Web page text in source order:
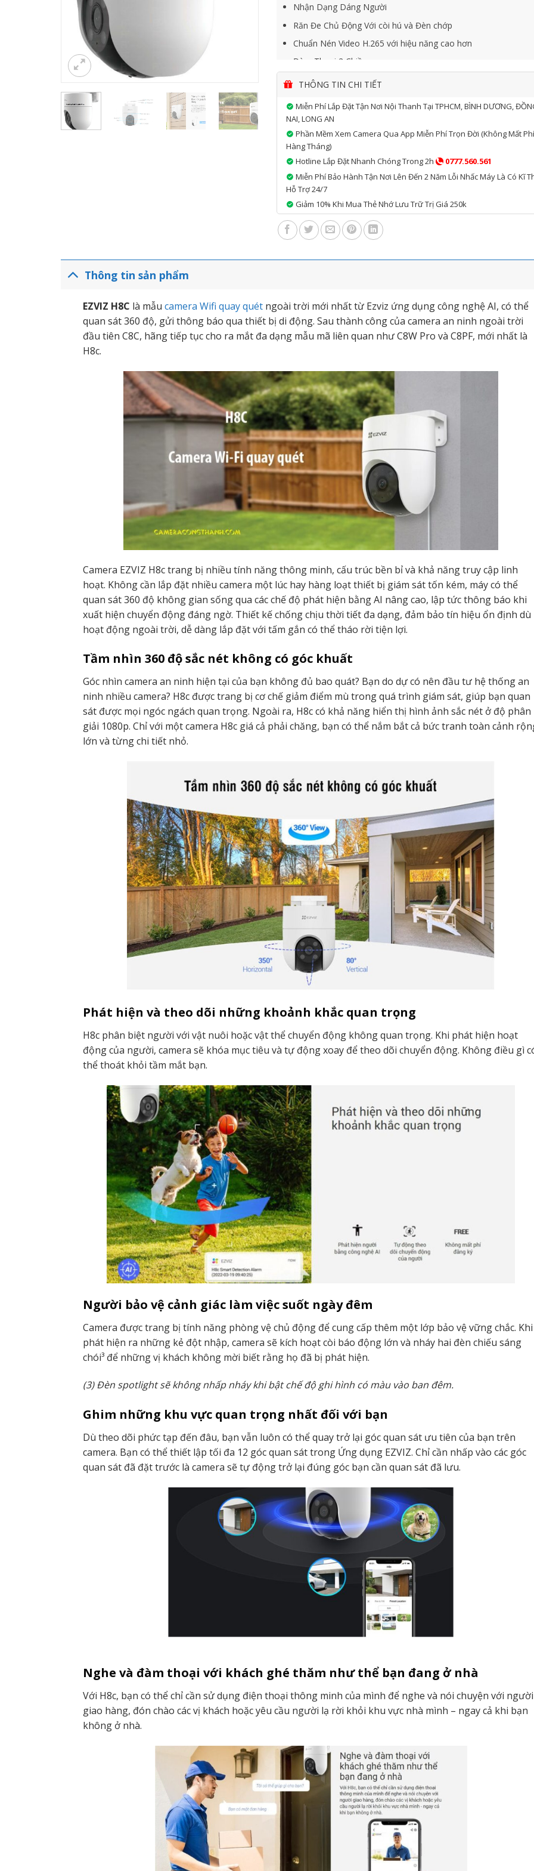
Nhận Dạng Dáng Người
Răn Đe Chủ Động Với còi hú và Đèn chớp
Chuẩn Nén Video H.265 với hiệu năng cao hơn
Đàm Thoại 2 Chiều
Chống Nước Và Bụi Bẩn
THÔNG TIN CHI TIẾT
Miễn Phí Lắp Đặt Tận Nơi Nội Thanh Tại TPHCM, BÌNH DƯƠNG,
NAI, LONG AN
Phần Mềm Xem Camera Qua App Miễn Phí Trọn Đời (không Mất
Hàng Tháng)
Hotline Lắp Đặt Nhanh Chóng Trong 2h
0777.560.561
Miễn Phí Bảo Hành Tận Nơi Lên Đến 2 Năm Lỗi Nhấc Máy Là Có Kĩ
Hỗ Trợ 24/7
Giảm 10% Khi Mua Thẻ Nhớ Lưu Trữ Trị Giá 250k
Thông tin sản phẩm
EZVIZ H8C là mẫu camera Wifi quay quétngoài trời mới nhất từ Ezviz ứng dụng công nghệ AI, có thể
quan sát 360 độ, gửi thông báo qua thiết bị di động. Sau thành công của camera an ninh ngoài trời
đầu tiên C8C, hãng tiếp tục cho ra mắt đa dạng mẫu mã liên quan như C8W Pro và C8PF, mới nhất là
H8c.
Camera EZVIZ H8c trang bị nhiều tính năng thông minh, cấu trúc bền bỉ và khả năng truy cập linh
hoạt. Không cần lắp đặt nhiều camera một lúc hay hàng loạt thiết bị giám sát tốn kém, máy có thể
quan sát 360 độ không gian sống qua các chế độ phát hiện bằng AI nâng cao, lập tức thông báo khi
xuất hiện chuyển động đáng ngờ. Thiết kế chống chịu thời tiết đa dạng, đảm bảo tín hiệu ổn định dù
hoạt động ngoài trời, dễ dàng lắp đặt với tấm gắn có thể tháo rời tiện lợi.
Tầm nhìn 360 độ sắc nét không có góc khuất
Góc nhìn camera an ninh hiện tại của bạn không đủ bao quát? Bạn do dự có nên đầu tư hệ thống an
ninh nhiều camera? H8c được trang bị cơ chế giảm điểm mù trong quá trình giám sát, giúp bạn quan
sát được mọi ngóc ngách quan trọng. Ngoài ra, H8c có khả năng hiển thị hình ảnh sắc nét ở độ phân
giải 1080p. Chỉ với một camera H8c giá cả phải chăng, bạn có thể nắm bắt cả bức tranh toàn cảnh
lớn và từng chi tiết nhỏ.
Phát hiện và theo dõi những khoảnh khắc quan trọng
H8c phân biệt người với vật nuôi hoặc vật thể chuyển động không quan trọng. Khi phát hiện hoạt
động của người, camera sẽ khóa mục tiêu và tự động xoay để theo dõi chuyển động. Không điều gì
thể thoát khỏi tầm mắt bạn.
Người bảo vệ cảnh giác làm việc suốt ngày đêm
Camera được trang bị tính năng phòng vệ chủ động để cung cấp thêm một lớp bảo vệ vững chắc. Khi
phát hiện ra những kẻ đột nhập, camera sẽ kích hoạt còi báo động lớn và nháy hai đèn chiếu sáng
chói³ để những vị khách không mời biết rằng họ đã bị phát hiện.
(3) Đèn spotlight sẽ không nhấp nháy khi bật chế độ ghi hình có màu vào ban đêm.
Ghim những khu vực quan trọng nhất đối với bạn
Dù theo dõi phức tạp đến đâu, bạn vẫn luôn có thể quay trở lại góc quan sát ưu tiên của bạn trên
camera. Bạn có thể thiết lập tối đa 12 góc quan sát trong Ứng dụng EZVIZ. Chỉ cần nhấp vào các góc
quan sát đã đặt trước là camera sẽ tự động trở lại đúng góc bạn cần quan sát đã lưu.
Nghe và đàm thoại với khách ghé thăm như thể bạn đang ở nhà
Với H8c, bạn có thể chỉ cần sử dụng điện thoại thông minh của mình để nghe và nói chuyện với người
giao hàng, đón chào các vị khách hoặc yêu cầu người lạ rời khỏi khu vực nhà mình – ngay cả khi bạn
không ở nhà.